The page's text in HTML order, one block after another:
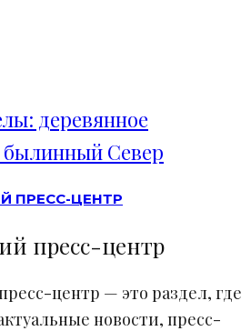
деревянное
былинный Север
ПРЕСС-ЦЕНТР
пресс-центр
центр — это раздел, где
новости, пресс-